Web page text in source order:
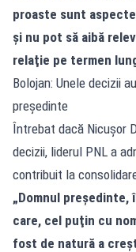
proaste sunt
şi nu pot să aibă
relaţie pe termen
Bolojan: Unele decizii
președinte
Întrebat dacă Nicușor
decizii, liderul PNL a
contribuit la
„Domnul
care, cel puţin cu
fost de natură a